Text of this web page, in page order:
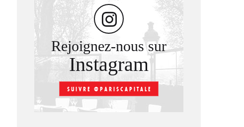
Rejoignez-nous sur
Instagram
SUIVRE @PARISCAPITALE